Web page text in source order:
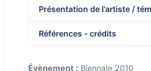
Présentation de l'artiste /
Références - crédits
Évènement : Biennale 2010